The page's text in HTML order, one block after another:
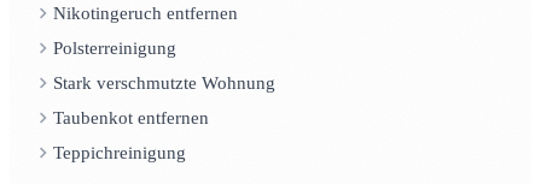
Nikotingeruch entfernen
Polsterreinigung
Stark verschmutzte Wohnung
Taubenkot entfernen
Teppichreinigung